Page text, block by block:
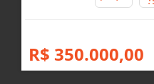
R$ 350.000,00